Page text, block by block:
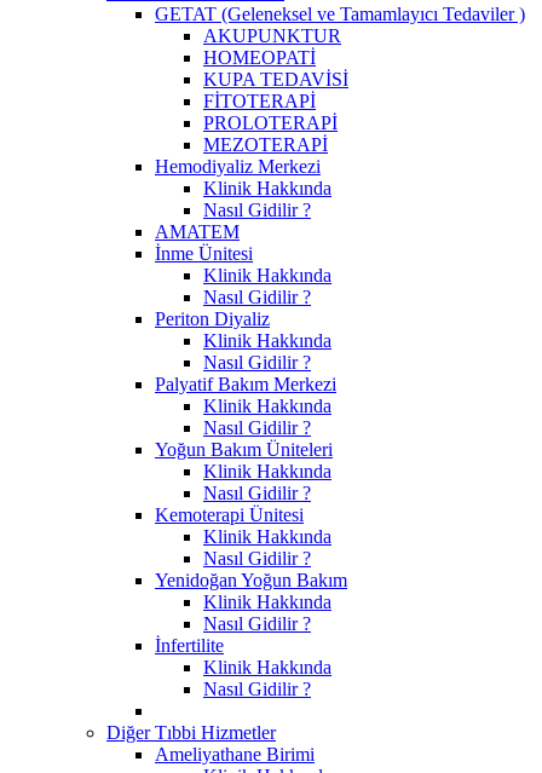
GETAT (Geleneksel ve Tamamlayıcı Tedaviler )
AKUPUNKTUR
HOMEOPATİ
KUPA TEDAVİSİ
FİTOTERAPİ
PROLOTERAPİ
MEZOTERAPİ
Hemodiyaliz Merkezi
Klinik Hakkında
Nasıl Gidilir ?
AMATEM
İnme Ünitesi
Klinik Hakkında
Nasıl Gidilir ?
Periton Diyaliz
Klinik Hakkında
Nasıl Gidilir ?
Palyatif Bakım Merkezi
Klinik Hakkında
Nasıl Gidilir ?
Yoğun Bakım Üniteleri
Klinik Hakkında
Nasıl Gidilir ?
Kemoterapi Ünitesi
Klinik Hakkında
Nasıl Gidilir ?
Yenidoğan Yoğun Bakım
Klinik Hakkında
Nasıl Gidilir ?
İnfertilite
Klinik Hakkında
Nasıl Gidilir ?
Diğer Tıbbi Hizmetler
Ameliyathane Birimi